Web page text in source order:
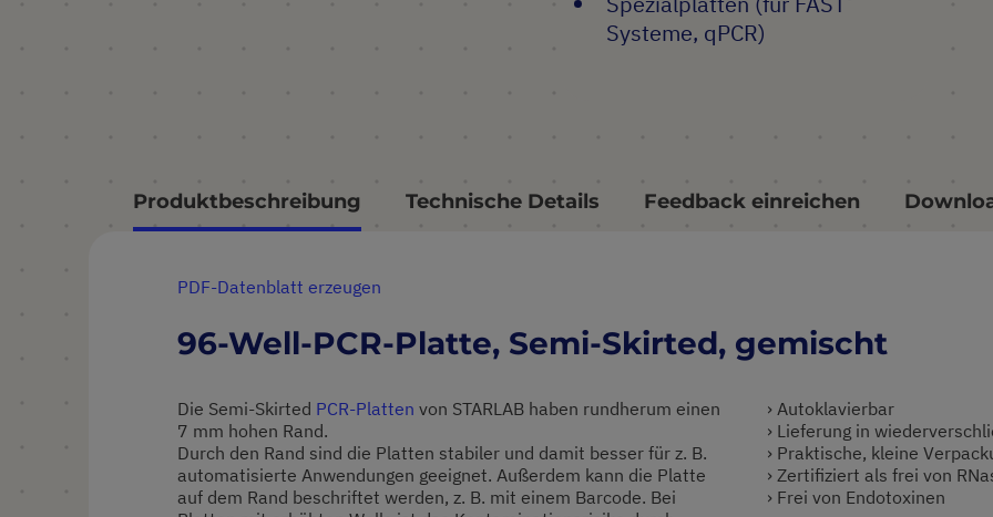
Systeme, qPCR)
Produktbeschreibung
PDF-Datenblatt erzeugen
96-Well-PCR-Platte, Semi-Skirted, gemischt
Die Semi-Skirted PCR-Platten von STARLAB haben rundherum einen
7 mm hohen Rand.
Durch den Rand sind die Platten stabiler und damit besser für z. B.
automatisierte Anwendungen geeignet. Außerdem kann die Platte
auf dem Rand beschriftet werden, z. B. mit einem Barcode. Bei
› Autoklavierbar
› Lieferung in
› Praktische, kleine
› Zertifiziert als frei von
› Frei von Endotoxinen
Technische Details Feedback einreichen